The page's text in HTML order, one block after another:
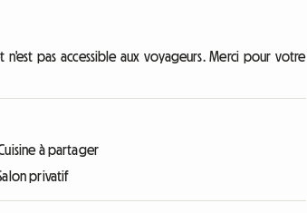
pas accessible aux voyageurs. Merci pour votre
à partager
privatif